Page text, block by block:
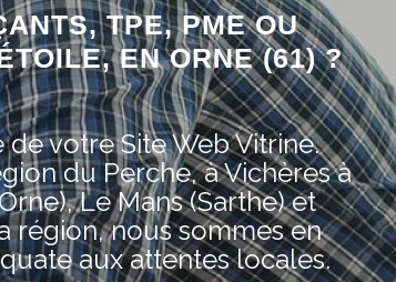
TPE, PME OU
EN ORNE (61) ?
votre Site Web Vitrine.
du Perche, à Vichères à
Le Mans (Sarthe) et
région, nous sommes en
aux attentes locales.